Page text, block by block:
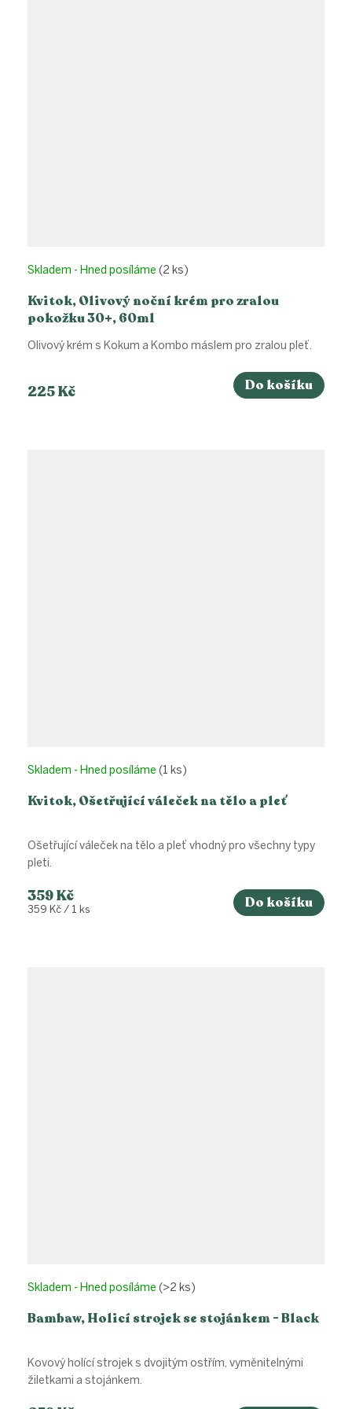
Kvitok, Olivový noční krém pro zralou
pokožku 30+, 60ml
Skladem - Hned posíláme (2 ks)
225 Kč Do košíku
Olivový krém s Kokum a Kombo máslem pro zralou pleť.
Kvitok, Ošetřující váleček na tělo a pleť
Skladem - Hned posíláme (1 ks)
359 Kč
Měrná
359 Kč / 1 ks Do košíku
Ošetřující váleček na tělo a pleť vhodný pro všechny typy
pleti.
Bambaw, Holicí strojek se stojánkem - Black
Skladem - Hned posíláme (>2 ks)
Kovový holící strojek s dvojitým ostřím, vyměnitelnými
žiletkami a stojánkem.